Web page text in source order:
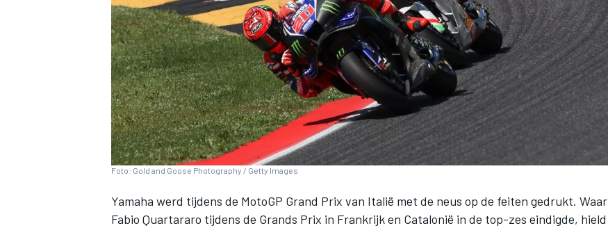
WEC DTM
Foto: Gold and Goose Photography / Getty Images
Yamaha werd tijdens de MotoGP Grand Prix van Italië met de neus op de feiten gedrukt. Waar
Fabio Quartararo tijdens de Grands Prix in Frankrijk en Catalonië in de top-zes eindigde, hield